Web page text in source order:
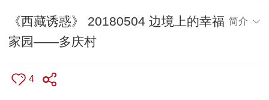
《西藏诱惑》 20180504 边境上的幸福
家园——多庆村
简介
4